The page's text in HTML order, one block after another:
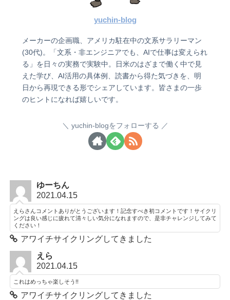
yuchin-blog
メーカーの企画職、アメリカ駐在中の文系サラリーマン
(30代)。「文系・非エンジニアでも、AIで仕事は変えられ
る」を日々の実務で実験中。日米のはざまで働く中で見
えた学び、AI活用の具体例、読書から得た気づきを、明
日から再現できる形でシェアしています。皆さまの一歩
のヒントになれば嬉しいです。
yuchin-blogをフォローする
ゆーちん
2021.04.15
えらさんコメントありがとうございます！記念すべき初コメントです！サイクリ
ングは良い感じに疲れて清々しい気分になれますので、是非チャレンジしてみて
ください！
アワイチサイクリングしてきました
えら
2021.04.15
これはめっちゃ楽しそう!!
アワイチサイクリングしてきました